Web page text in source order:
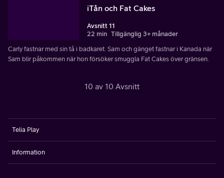
iTån och Fat Cakes
Avsnitt 11
22 min Tillgänglig 3+ månader
Carly fastnar med sin tå i badkaret. Sam och gänget fastnar i Kanada när
Sam blir påkommen när hon försöker smuggla Fat Cakes över gränsen.
10 av 10 Avsnitt
Telia Play
Information